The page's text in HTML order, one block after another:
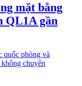
mặt bằng
QL1A gần